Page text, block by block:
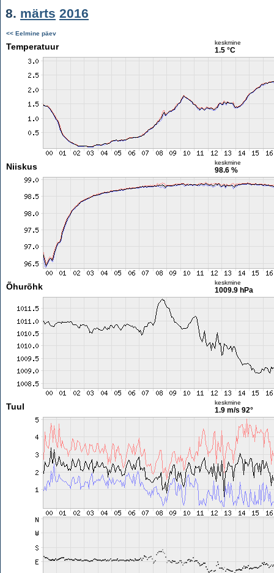
8. märts 2016
<< Eelmine päev
Temperatuur keskmine
1.5 °C
Niiskus keskmine
98.6 %
Õhurõhk keskmine
1009.9 hPa
Tuul keskmine
1.9 m/s 92°